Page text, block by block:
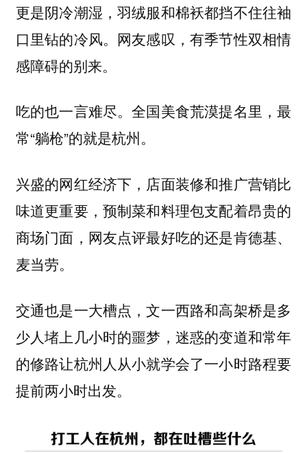
更是阴冷潮湿，羽绒服和棉袄都挡不住往袖
口里钻的冷风。网友感叹，有季节性双相情
感障碍的别来。
吃的也一言难尽。全国美食荒漠提名里，最
常“躺枪”的就是杭州。
兴盛的网红经济下，店面装修和推广营销比
味道更重要，预制菜和料理包支配着昂贵的
商场门面，网友点评最好吃的还是肯德基、
麦当劳。
交通也是一大槽点，文一西路和高架桥是多
少人堵上几小时的噩梦，迷惑的变道和常年
的修路让杭州人从小就学会了一小时路程要
提前两小时出发。